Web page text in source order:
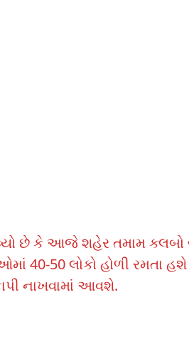
આવ્યો છે કે આજે શહેર તમામ
40-50 લોકો હોળી રમતા
નાખવામાં આવશે.